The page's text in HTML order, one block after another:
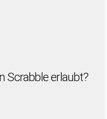
Scrabble erlaubt?